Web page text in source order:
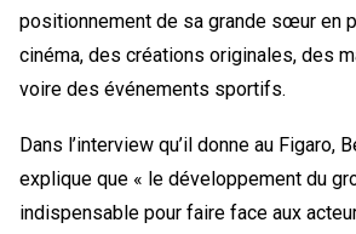
positionnement de sa grande sœur en
cinéma, des créations originales, des
voire des événements sportifs.
Dans l’interview qu’il donne au Figaro,
explique que « le développement du
indispensable pour faire face aux